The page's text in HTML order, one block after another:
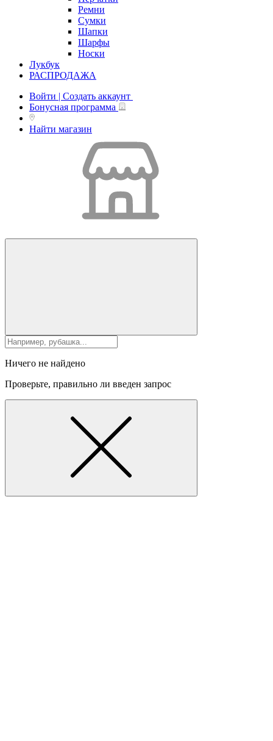
Ремни
Сумки
Шапки
Шарфы
Носки
Лукбук
РАСПРОДАЖА
Войти | Создать аккаунт
Бонусная программа
Найти магазин
Ничего не найдено
Проверьте, правильно ли введен запрос